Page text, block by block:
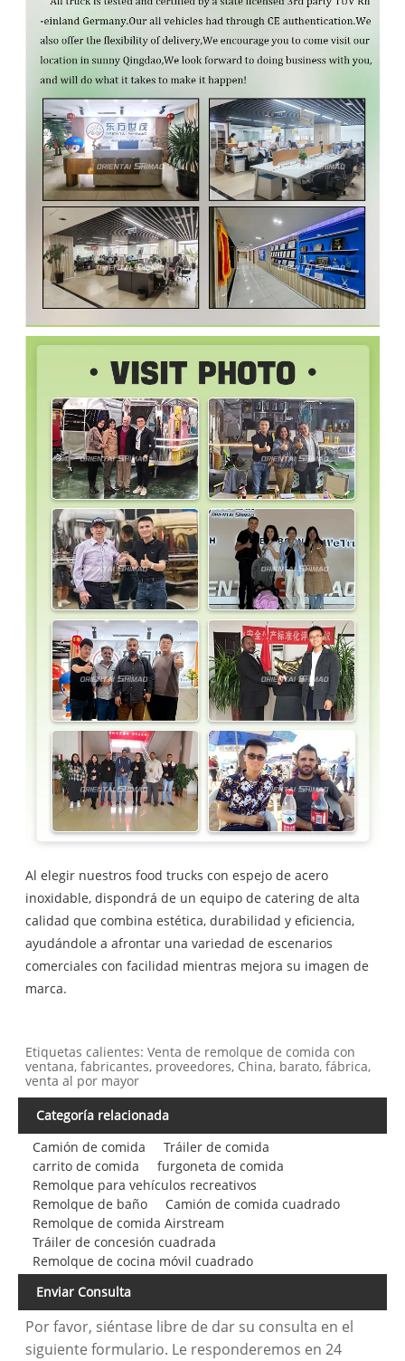
Al elegir nuestros food trucks con espejo de acero
inoxidable, dispondrá de un equipo de catering de alta
calidad que combina estética, durabilidad y eficiencia,
ayudándole a afrontar una variedad de escenarios
comerciales con facilidad mientras mejora su imagen de
marca.
Etiquetas calientes: Venta de remolque de comida con
ventana, fabricantes, proveedores, China, barato, fábrica,
venta al por mayor
Categoría relacionada
Camión de comida
Tráiler de comida
carrito de comida
furgoneta de comida
Remolque para vehículos recreativos
Remolque de baño
Camión de comida cuadrado
Remolque de comida Airstream
Tráiler de concesión cuadrada
Remolque de cocina móvil cuadrado
Enviar Consulta
Por favor, siéntase libre de dar su consulta en el
siguiente formulario. Le responderemos en 24